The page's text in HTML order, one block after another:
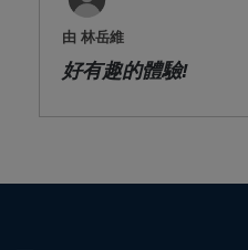
由 林岳維
好有趣的體驗!